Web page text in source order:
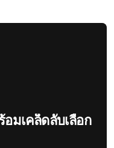
อมเคล็ดลับเลือก